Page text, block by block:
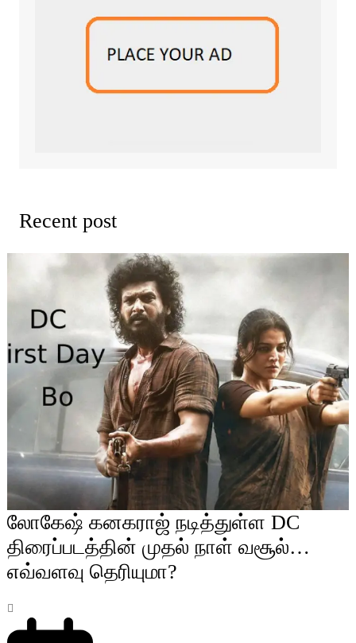
Recent post
லோகேஷ் கனகராஜ் நடித்துள்ள DC
திரைப்படத்தின் முதல் நாள் வசூல்…
எவ்வளவு தெரியுமா?